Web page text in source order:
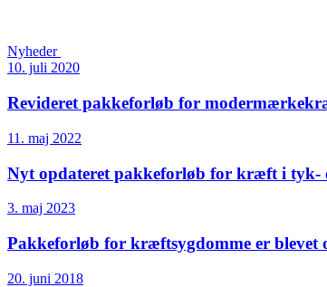
Nyheder
10. juli 2020
Revideret pakkeforløb for
11. maj 2022
Nyt opdateret pakkeforløb for kræft i tyk-
3. maj 2023
Pakkeforløb for kræftsygdomme er blevet
20. juni 2018